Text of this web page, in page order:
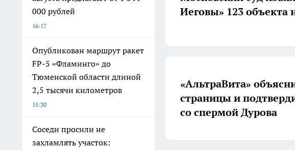
000 рублей
16:17
Опубликован маршрут ракет
FP-5 «Фламинго» до
Тюменской области длиной
2,5 тысячи километров
15:30
Соседи просили не
захламлять участок:
Иеговы» 123 объекта
«АльтраВита»
страницы и
со спермой Дурова